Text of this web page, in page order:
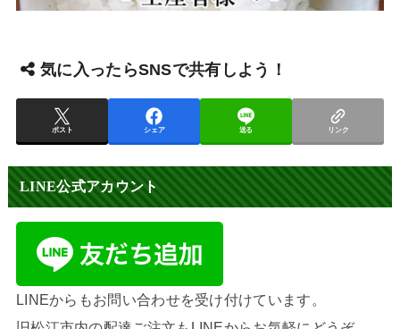
気に入ったらSNSで共有しよう！
ポスト シェア 送る リンク
LINE公式アカウント
LINEからもお問い合わせを受け付けています。